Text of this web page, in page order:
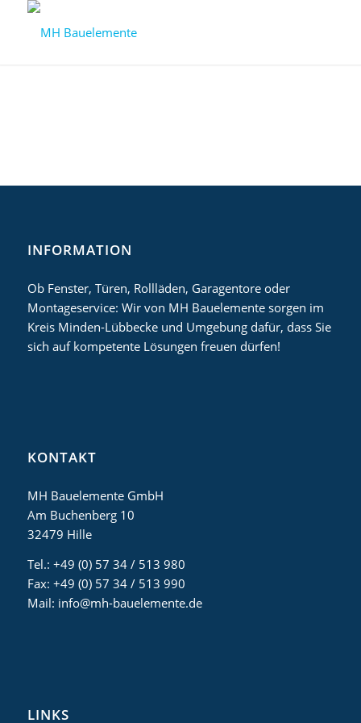
INFORMATION
Ob Fenster, Türen, Rollläden, Garagentore oder
Montageservice: Wir von MH Bauelemente sorgen im
Kreis Minden-Lübbecke und Umgebung dafür, dass Sie
sich auf kompetente Lösungen freuen dürfen!
KONTAKT
MH Bauelemente GmbH
Am Buchenberg 10
32479 Hille
Tel.: +49 (0) 57 34 / 513 980
Fax: +49 (0) 57 34 / 513 990
Mail: info@mh-bauelemente.de
LINKS